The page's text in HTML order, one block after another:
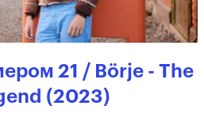
21 / Börje - The
(2023)